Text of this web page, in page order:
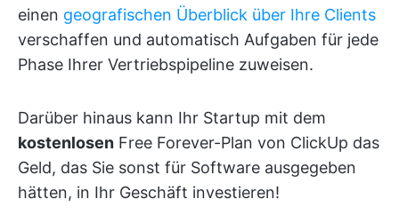
einen geografischen Überblick über Ihre Clients
verschaffen und automatisch Aufgaben für jede
Phase Ihrer Vertriebspipeline zuweisen.
Darüber hinaus kann Ihr Startup mit dem
kostenlosen Free Forever-Plan von ClickUp das
Geld, das Sie sonst für Software ausgegeben
hätten, in Ihr Geschäft investieren!